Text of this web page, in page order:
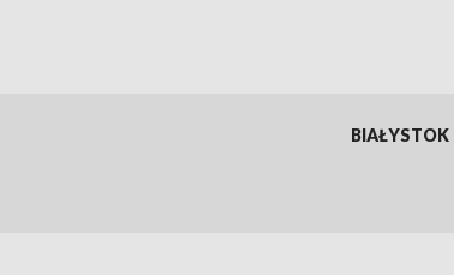
BIAŁYSTOK